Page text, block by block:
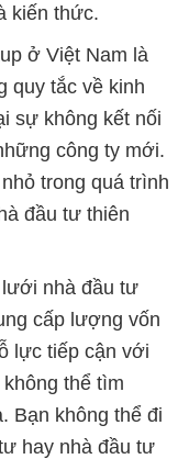
kiến thức.
ở Việt Nam là
quy tắc về kinh
sự không kết nối
công ty mới.
trong quá trình
đầu tư thiên
lưới nhà đầu tư
cấp lượng vốn
lực tiếp cận với
thể tìm
Bạn không thể đi
hay nhà đầu tư